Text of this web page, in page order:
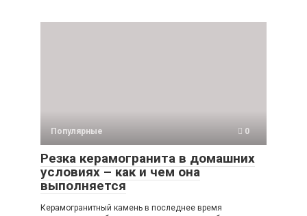
Популярные 0
Резка керамогранита в домашних
условиях – как и чем она
выполняется
Керамогранитный камень в последнее время